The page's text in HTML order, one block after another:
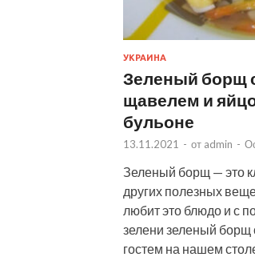
УКРАИНА
Зеленый борщ
щавелем и
бульоне
13.11.2021 - от admin -
Зеленый борщ — это
других полезных
любит это блюдо и с
зелени зеленый борщ
гостем на нашем